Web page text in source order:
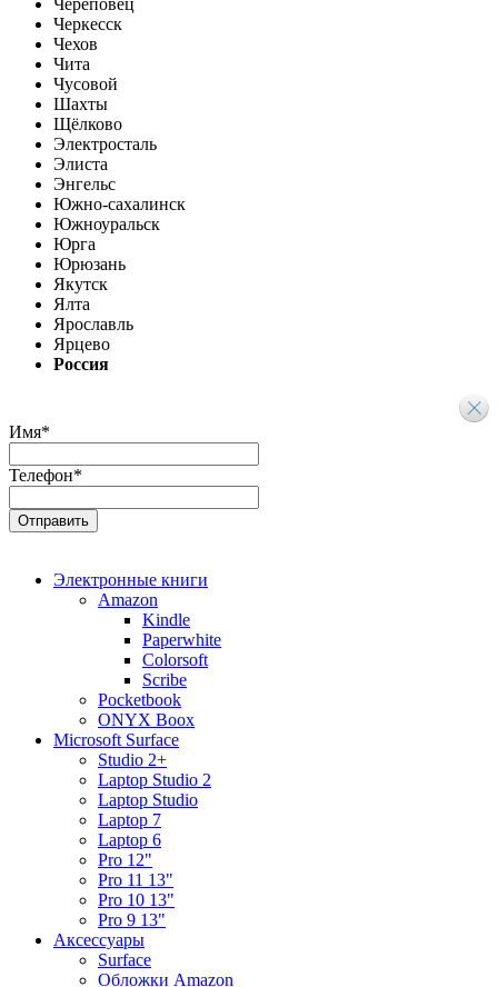
Черкесск
Чехов
Чита
Чусовой
Шахты
Щёлково
Электросталь
Элиста
Энгельс
Южно-сахалинск
Южноуральск
Юрга
Юрюзань
Якутск
Ялта
Ярославль
Ярцево
Россия
Имя*
Телефон*
Электронные книги
Amazon
Kindle
Paperwhite
Colorsoft
Scribe
Pocketbook
ONYX Boox
Microsoft Surface
Studio 2+
Laptop Studio 2
Laptop Studio
Laptop 7
Laptop 6
Pro 12"
Pro 11 13"
Pro 10 13"
Pro 9 13"
Аксессуары
Surface
Обложки Amazon